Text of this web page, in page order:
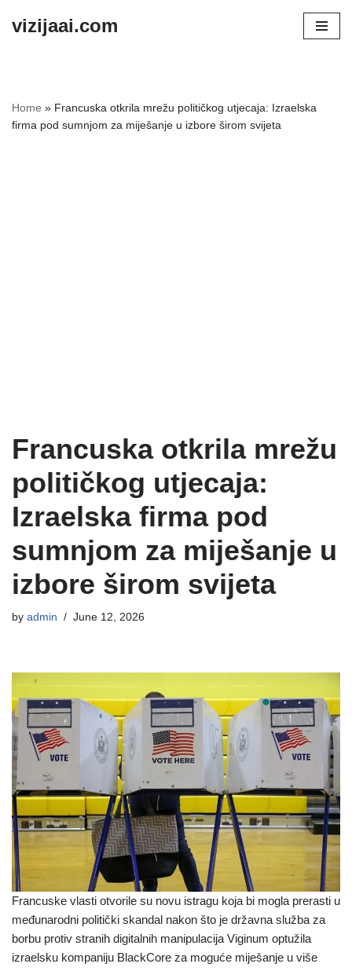
vizijaai.com
Home » Francuska otkrila mrežu političkog utjecaja: Izraelska
firma pod sumnjom za miješanje u izbore širom svijeta
Francuska otkrila mrežu
političkog utjecaja:
Izraelska firma pod
sumnjom za miješanje u
izbore širom svijeta
by admin June 12, 2026
Francuske vlasti otvorile su novu istragu koja bi mogla prerasti u
međunarodni politički skandal nakon što je državna služba za
borbu protiv stranih digitalnih manipulacija Viginum optužila
izraelsku kompaniju BlackCore za moguće miješanje u više